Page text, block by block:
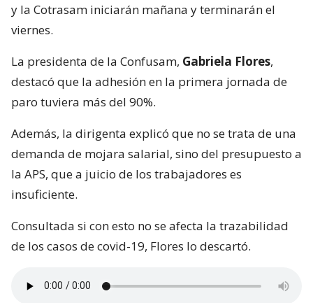
y la Cotrasam iniciarán mañana y terminarán el
viernes.
La presidenta de la Confusam, Gabriela Flores,
destacó que la adhesión en la primera jornada de
paro tuviera más del 90%.
Además, la dirigenta explicó que no se trata de una
demanda de mojara salarial, sino del presupuesto a
la APS, que a juicio de los trabajadores es
insuficiente.
Consultada si con esto no se afecta la trazabilidad
de los casos de covid-19, Flores lo descartó.